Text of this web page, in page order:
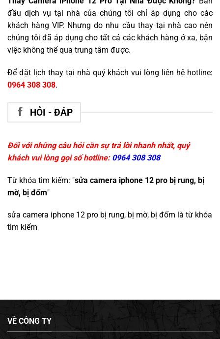
đầu dịch vụ tại nhà của chúng tôi chỉ áp dụng cho các
khách hàng VIP. Nhưng do nhu cầu thay tại nhà cao nên
chúng tôi đã áp dụng cho tất cả các khách hàng ở xa, bận
việc không thể qua trung tâm được.
Để đặt lịch thay tại nhà quý khách vui lòng liên hệ hotline:
0964 308 308.
HỎI - ĐÁP
Đối với những câu hỏi cần sự trả lời nhanh nhất, quý
khách vui lòng gọi số hotline: 0964 308 308
Từ khóa tìm kiếm: "sửa camera iphone 12 pro bị rung, bị
mờ, bị đốm"
sửa camera iphone 12 pro bị rung, bị mờ, bị đốm là từ khóa
tìm kiếm
VỀ CÔNG TY